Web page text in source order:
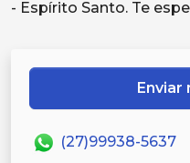
Enviar
(27)99938-5637